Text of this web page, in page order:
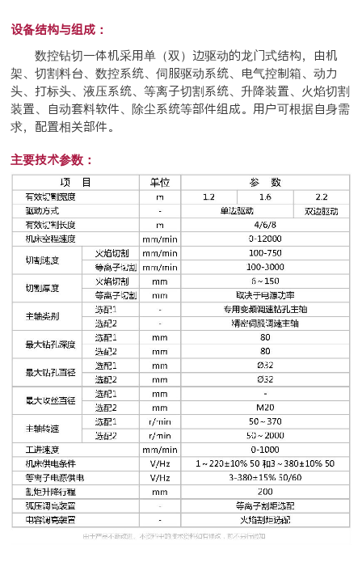
设备结构与组成：
数控钻切一体机采用单（双）边驱动的龙门式结构， 由机
架、切割料台、数控系统、伺服驱动系统、电气控制箱、动力
头、打标头、液压系统、等离子切割系统、升降装置、火焰切割
装置、
自动套料软件、除尘系统等部件组成。用户可根据自身需
求，配置相关部件。
主要技术参数：